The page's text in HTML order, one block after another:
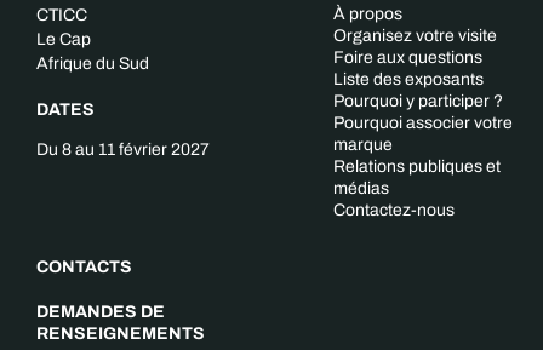
CTICC
Le Cap
Afrique du Sud
DATES
Du 8 au 11 février 2027
CONTACTS
DEMANDES DE
RENSEIGNEMENTS
À propos
Organisez votre visite
Foire aux questions
Liste des exposants
Pourquoi y participer ?
Pourquoi associer votre
marque
Relations publiques et
médias
Contactez-nous